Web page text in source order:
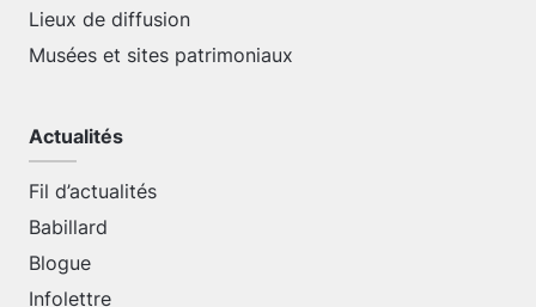
Lieux de diffusion
Musées et sites patrimoniaux
Actualités
Fil d’actualités
Babillard
Blogue
Infolettre